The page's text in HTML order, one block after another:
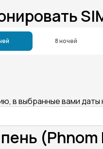
8 ночей
в выбранные вами
(Phnom